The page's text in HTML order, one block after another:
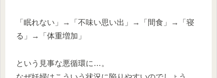
「眠れない」→「不味い思い出」→「間食」→「寝
る」→「体重増加」
という見事な悪循環に…。